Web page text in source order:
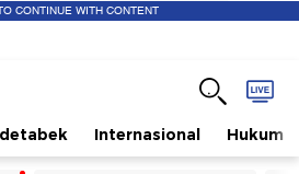
CONTINUE WITH CONTENT
Internasional Hukum